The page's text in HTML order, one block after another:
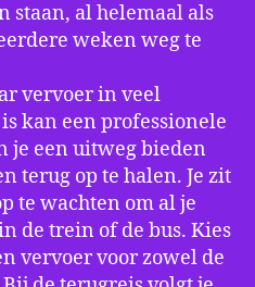
staan, al helemaal als
weken weg te
vervoer in veel
kan een professionele
je een uitweg bieden
terug op te halen. Je zit
te wachten om al je
de trein of de bus. Kies
vervoer voor zowel de